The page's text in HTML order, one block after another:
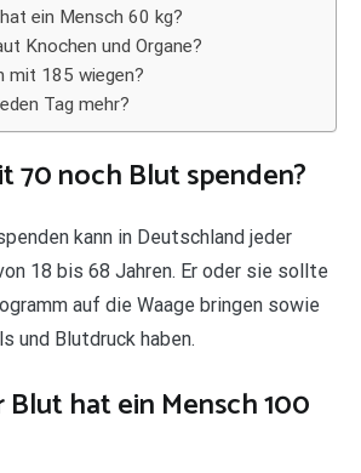
ein Mensch 60 kg?
Knochen und Organe?
mit 185 wiegen?
Tag mehr?
70 noch Blut spenden?
kann in Deutschland jeder
18 bis 68 Jahren. Er oder sie sollte
auf die Waage bringen sowie
und Blutdruck haben.
hat ein Mensch 100